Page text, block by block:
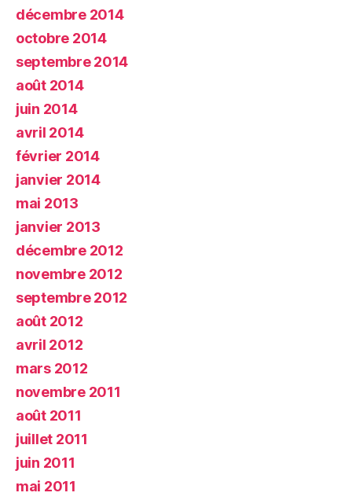
décembre 2014
octobre 2014
septembre 2014
août 2014
juin 2014
avril 2014
février 2014
janvier 2014
mai 2013
janvier 2013
décembre 2012
novembre 2012
septembre 2012
août 2012
avril 2012
mars 2012
novembre 2011
août 2011
juillet 2011
juin 2011
mai 2011